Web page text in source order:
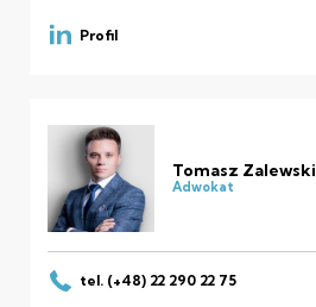
Profil
Tomasz Zalewski
Adwokat
tel. (+48) 22 290 22 75